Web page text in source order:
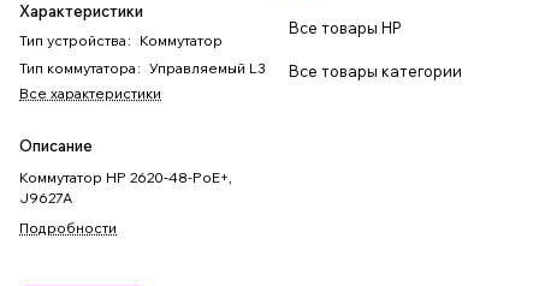
Характеристики
Тип устройства : Коммутатор
Тип коммутатора : Управляемый L3
Все характеристики
Описание
Коммутатор HP 2620-48-PoE+,
J9627A
Подробности
Все товары HP
Все товары категории